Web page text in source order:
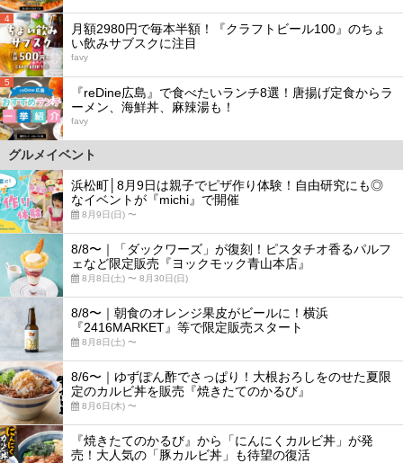
4
月額2980円で毎本半額！『クラフトビール100』のちょ
い飲みサブスクに注目
favy
5
『reDine広島』で食べたいランチ8選！唐揚げ定食からラ
ーメン、海鮮丼、麻辣湯も！
favy
グルメイベント
浜松町│8月9日は親子でピザ作り体験！自由研究にも◎
なイベントが『michi』で開催
8月9日(日) 〜
8/8〜｜「ダックワーズ」が復刻！ピスタチオ香るパルフ
ェなど限定販売『ヨックモック青山本店』
8月8日(土) 〜 8月30日(日)
8/8〜｜朝食のオレンジ果皮がビールに！横浜
『2416MARKET』等で限定販売スタート
8月8日(土) 〜
8/6〜｜ゆずぽん酢でさっぱり！大根おろしをのせた夏限
定のカルビ丼を販売『焼きたてのかるび』
8月6日(木) 〜
『焼きたてのかるび』から「にんにくカルビ丼」が発
売！大人気の「豚カルビ丼」も待望の復活